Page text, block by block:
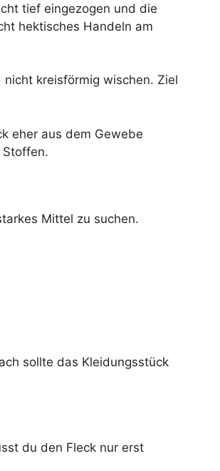
tief eingezogen und die
hektisches Handeln am
kreisförmig wischen. Ziel
eher aus dem Gewebe
Mittel zu suchen.
sollte das Kleidungsstück
du den Fleck nur erst